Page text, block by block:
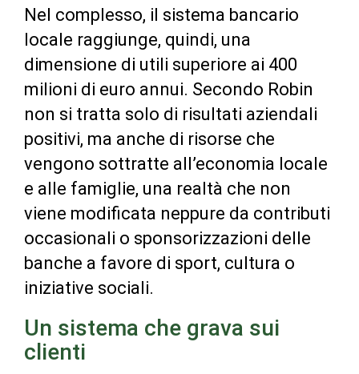
Nel complesso, il sistema bancario
locale raggiunge, quindi, una
dimensione di utili superiore ai 400
milioni di euro annui. Secondo Robin
non si tratta solo di risultati aziendali
positivi, ma anche di risorse che
vengono sottratte all’economia locale
e alle famiglie, una realtà che non
viene modificata neppure da contributi
occasionali o sponsorizzazioni delle
banche a favore di sport, cultura o
iniziative sociali.
Un sistema che grava sui
clienti